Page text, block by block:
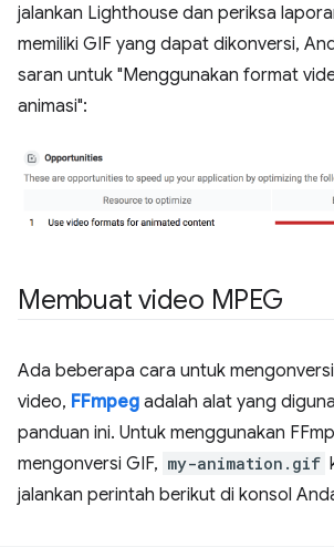
jalankan Lighthouse dan periksa
memiliki GIF yang dapat dikonversi,
saran untuk "Menggunakan format
animasi":
Membuat video MPEG
Ada beberapa cara untuk
video, FFmpeg adalah alat yang
panduan ini. Untuk menggunakan
mengonversi GIF, my-animation.gif
jalankan perintah berikut di konsol